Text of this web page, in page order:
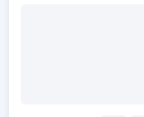
و متن کامل آن نیز در سال
آلمانی و چینی ترجمه شده